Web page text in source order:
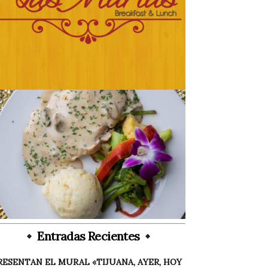
Entradas Recientes
EL MURAL «TIJUANA, AYER, HOY